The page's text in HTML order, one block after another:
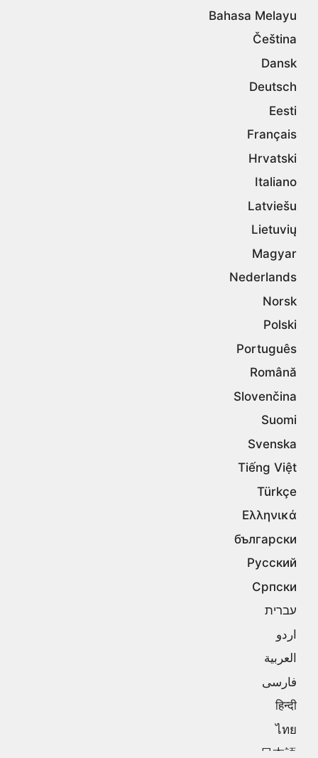
Bahasa Melayu
Čeština
Dansk
Deutsch
Eesti
Français
Hrvatski
Italiano
Latviešu
Lietuvių
Magyar
Nederlands
Norsk
Polski
Português
Română
Slovenčina
Suomi
Svenska
Tiếng Việt
Türkçe
Ελληνικά
български
Русский
Српски
עברית
اردو
العربية
فارسی
हिन्दी
ไทย
日本語